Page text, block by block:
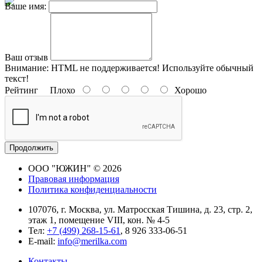
Ваше имя:
Ваш отзыв
Внимание: HTML не поддерживается! Используйте обычный
текст!
Рейтинг Плохо Хорошо
Продолжить
ООО "ЮЖИН" © 2026
Правовая информация
Политика конфиденциальности
107076, г. Москва, ул. Матросская Тишина, д. 23, стр. 2,
этаж 1, помещение VIII, кон. № 4-5
Тел: +7 (499) 268-15-61 , 8 926 333-06-51
E-mail: info@merilka.com